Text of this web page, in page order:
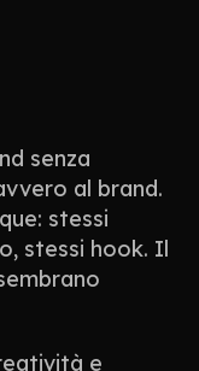
senza
al brand.
stessi
stessi hook. Il
e